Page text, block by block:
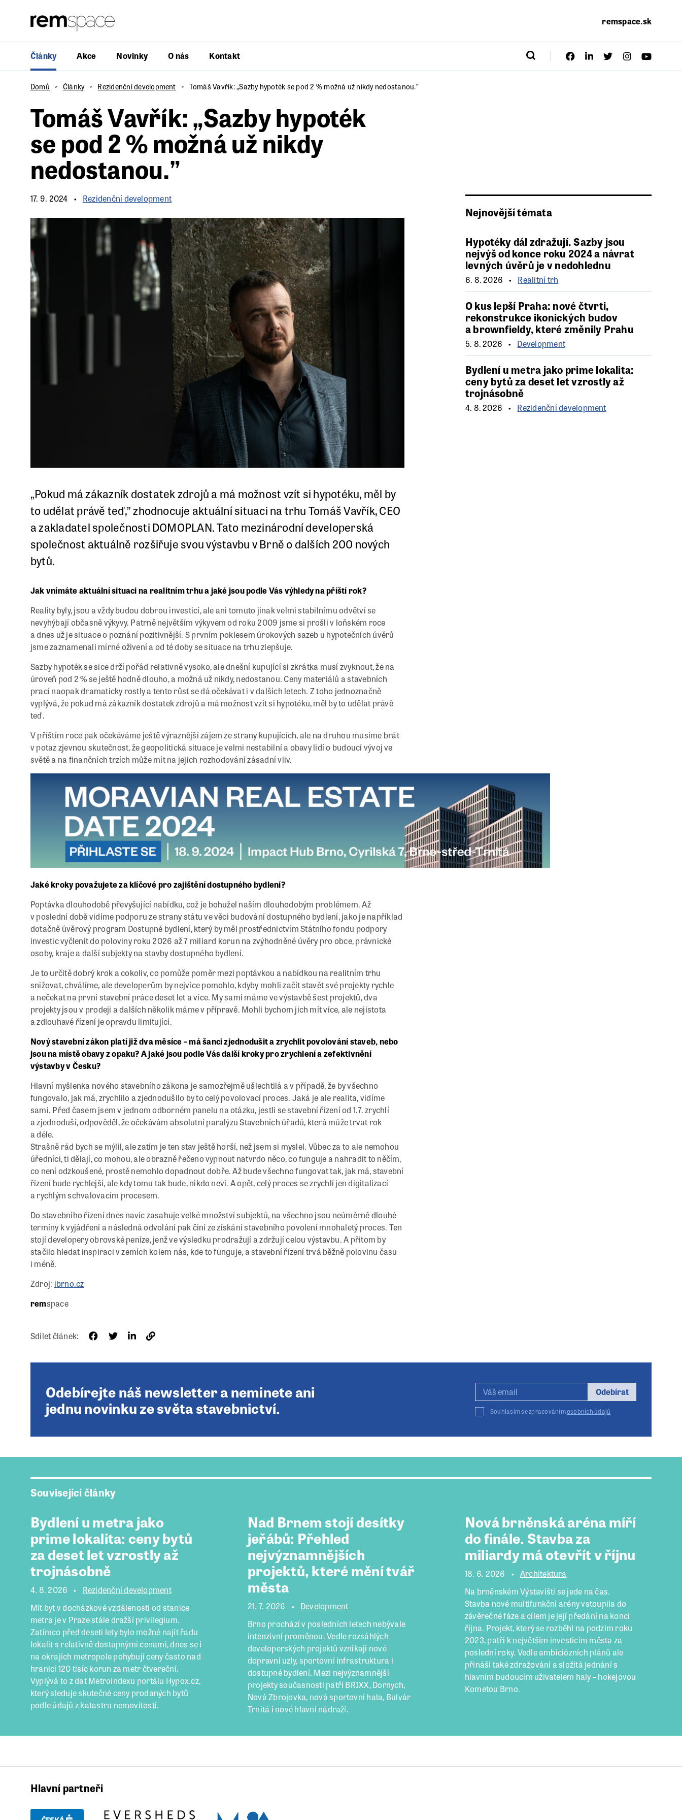
remspace.sk
Články Akce Novinky O nás Kontakt
Domů Články Rezidenční development Tomáš Vavřík: „Sazby hypoték se pod 2 % možná už nikdy nedostanou.”
Tomáš Vavřík: „Sazby hypoték
se pod 2 % možná už nikdy
nedostanou.”
17. 9. 2024 Rezidenční development
„Pokud má zákazník dostatek zdrojů a má možnost vzít si hypotéku, měl by
to udělat právě teď,” zhodnocuje aktuální situaci na trhu Tomáš Vavřík, CEO
a zakladatel společnosti DOMOPLAN. Tato mezinárodní developerská
společnost aktuálně rozšiřuje svou výstavbu v Brně o dalších 200 nových
bytů.
Jak vnímáte aktuální situaci na realitním trhu a jaké jsou podle Vás výhledy na příští rok?
Reality byly, jsou a vždy budou dobrou investicí, ale ani tomuto jinak velmi stabilnímu odvětví se
nevyhýbají občasně výkyvy. Patrně největším výkyvem od roku 2009 jsme si prošli v loňském roce
a dnes už je situace o poznání pozitivnější. S prvním poklesem úrokových sazeb u hypotečních úvěrů
jsme zaznamenali mírné oživení a od té doby se situace na trhu zlepšuje.
Sazby hypoték se sice drží pořád relativně vysoko, ale dnešní kupující si zkrátka musí zvyknout, že na
úroveň pod 2 % se ještě hodně dlouho, a možná už nikdy, nedostanou. Ceny materiálů a stavebních
prací naopak dramaticky rostly a tento růst se dá očekávat i v dalších letech. Z toho jednoznačně
vyplývá, že pokud má zákazník dostatek zdrojů a má možnost vzít si hypotéku, měl by to udělat právě
teď.
V příštím roce pak očekáváme ještě výraznější zájem ze strany kupujících, ale na druhou musíme brát
v potaz zjevnou skutečnost, že geopolitická situace je velmi nestabilní a obavy lidí o budoucí vývoj ve
světě a na finančních trzích může mít na jejich rozhodování zásadní vliv.
Jaké kroky považujete za klíčové pro zajištění dostupného bydlení?
Poptávka dlouhodobě převyšující nabídku, což je bohužel naším dlouhodobým problémem. Až
v poslední době vidíme podporu ze strany státu ve věci budování dostupného bydlení, jako je například
dotačně úvěrový program Dostupné bydlení, který by měl prostřednictvím Státního fondu podpory
investic vyčlenit do poloviny roku 2026 až 7 miliard korun na zvýhodněné úvěry pro obce, právnické
osoby, kraje a další subjekty na stavby dostupného bydlení.
Je to určitě dobrý krok a cokoliv, co pomůže poměr mezi poptávkou a nabídkou na realitním trhu
snižovat, chválíme, ale developerům by nejvíce pomohlo, kdyby mohli začít stavět své projekty rychle
a nečekat na první stavební práce deset let a více. My sami máme ve výstavbě šest projektů, dva
projekty jsou v prodeji a dalších několik máme v přípravě. Mohli bychom jich mít více, ale nejistota
a zdlouhavé řízení je opravdu limitující.
Nový stavební zákon platí již dva měsíce – má šanci zjednodušit a zrychlit povolování staveb, nebo
jsou na místě obavy z opaku? A jaké jsou podle Vás další kroky pro zrychlení a zefektivnění
výstavby v Česku?
Hlavní myšlenka nového stavebního zákona je samozřejmě ušlechtilá a v případě, že by všechno
fungovalo, jak má, zrychlilo a zjednodušilo by to celý povolovací proces. Jaká je ale realita, vidíme
sami. Před časem jsem v jednom odborném panelu na otázku, jestli se stavební řízení od 1.7. zrychlí
a zjednoduší, odpověděl, že očekávám absolutní paralýzu Stavebních úřadů, která může trvat rok
a déle.
Strašně rád bych se mýlil, ale zatím je ten stav ještě horší, než jsem si myslel. Vůbec za to ale nemohou
úředníci, ti dělají, co mohou, ale obrazně řečeno vypnout natvrdo něco, co funguje a nahradit to něčím,
co není odzkoušené, prostě nemohlo dopadnout dobře. Až bude všechno fungovat tak, jak má, stavební
řízení bude rychlejší, ale kdy tomu tak bude, nikdo neví. A opět, celý proces se zrychlí jen digitalizací
a rychlým schvalovacím procesem.
Do stavebního řízení dnes navíc zasahuje velké množství subjektů, na všechno jsou neúměrně dlouhé
termíny k vyjádření a následná odvolání pak činí ze získání stavebního povolení mnohaletý proces. Ten
stojí developery obrovské peníze, jenž ve výsledku prodražují a zdržují celou výstavbu. A přitom by
stačilo hledat inspiraci v zemích kolem nás, kde to funguje, a stavební řízení trvá běžně polovinu času
i méně.
Zdroj: ibrno.cz
remspace
Sdílet článek:
Nejnovější témata
Hypotéky dál zdražují. Sazby jsou
nejvýš od konce roku 2024 a návrat
levných úvěrů je v nedohlednu
6. 8. 2026 Realitní trh
O kus lepší Praha: nové čtvrti,
rekonstrukce ikonických budov
a brownfieldy, které změnily Prahu
5. 8. 2026 Development
Bydlení u metra jako prime lokalita:
ceny bytů za deset let vzrostly až
trojnásobně
4. 8. 2026 Rezidenční development
Odebírejte náš newsletter a neminete ani
jednu novinku ze světa stavebnictví.
Odebírat
Souhlasím se zpracovánímosobních údajů
Související články
Bydlení u metra jako
prime lokalita: ceny bytů
za deset let vzrostly až
trojnásobně
4. 8. 2026
Rezidenční development
Mít byt v docházkové vzdálenosti od stanice
metra je v Praze stále dražší privilegium.
Zatímco před deseti lety bylo možné najít řadu
lokalit s relativně dostupnými cenami, dnes se i
na okrajích metropole pohybují ceny často nad
hranicí 120 tisíc korun za metr čtvereční.
Vyplývá to z dat Metroindexu portálu Hypox.cz,
který sleduje skutečné ceny prodaných bytů
podle údajů z katastru nemovitostí.
Nad Brnem stojí desítky
jeřábů: Přehled
nejvýznamnějších
projektů, které mění tvář
města
21. 7. 2026
Development
Brno prochází v posledních letech nebývale
intenzivní proměnou. Vedle rozsáhlých
developerských projektů vznikají nové
dopravní uzly, sportovní infrastruktura i
dostupné bydlení. Mezi nejvýznamnější
projekty současnosti patří BRIXX, Dornych,
Nová Zbrojovka, nová sportovní hala, Bulvár
Trnitá i nové hlavní nádraží.
Nová brněnská aréna míří
do finále. Stavba za
miliardy má otevřít v říjnu
18. 6. 2026
Architektura
Na brněnském Výstavišti se jede na čas.
Stavba nové multifunkční arény vstoupila do
závěrečné fáze a cílem je její předání na konci
října. Projekt, který se rozběhl na podzim roku
2023, patří k největším investicím města za
poslední roky. Vedle ambiciózních plánů ale
přináší také zdražování a složitá jednání s
hlavním budoucím uživatelem haly – hokejovou
Kometou Brno.
Hlavní partneři